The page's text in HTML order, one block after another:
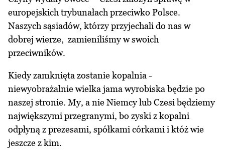
europejskich trybunałach przeciwko Polsce.
Naszych sąsiadów, którzy przyjechali do nas w
dobrej wierze, zamieniliśmy w swoich
przeciwników.
Kiedy zamknięta zostanie kopalnia -
niewyobrażalnie wielka jama wyrobiska będzie po
naszej stronie. My, a nie Niemcy lub Czesi będziemy
największymi przegranymi, bo zyski z kopalni
odpłyną z prezesami, spółkami córkami i któż wie
jeszcze z kim.